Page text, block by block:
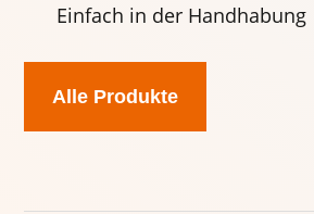
Einfach in der Handhabung
Alle Produkte